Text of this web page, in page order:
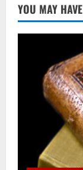
YOU MAY